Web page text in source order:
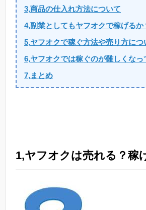
3,商品の仕入れ方法について
4,副業としてもヤフオクで稼げるか
5,ヤフオクで稼ぐ方法や売り方につ
6,ヤフオクでは稼ぐのが難しくなっ
7,まとめ
1,ヤフオクは売れる？稼